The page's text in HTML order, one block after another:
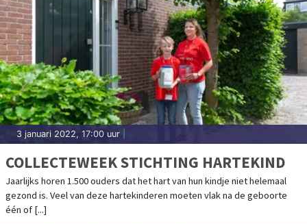
3 januari 2022, 17:00 uur
COLLECTEWEEK STICHTING HARTEKIND
Jaarlijks horen 1.500 ouders dat het hart van hun kindje niet helemaal
gezond is. Veel van deze hartekinderen moeten vlak na de geboorte
één of [...]